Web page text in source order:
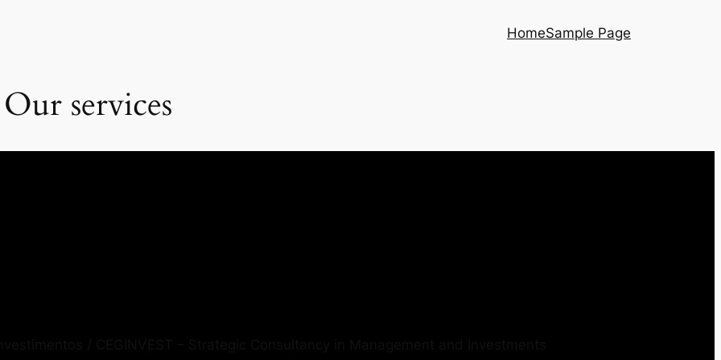
HomeSample Page
services